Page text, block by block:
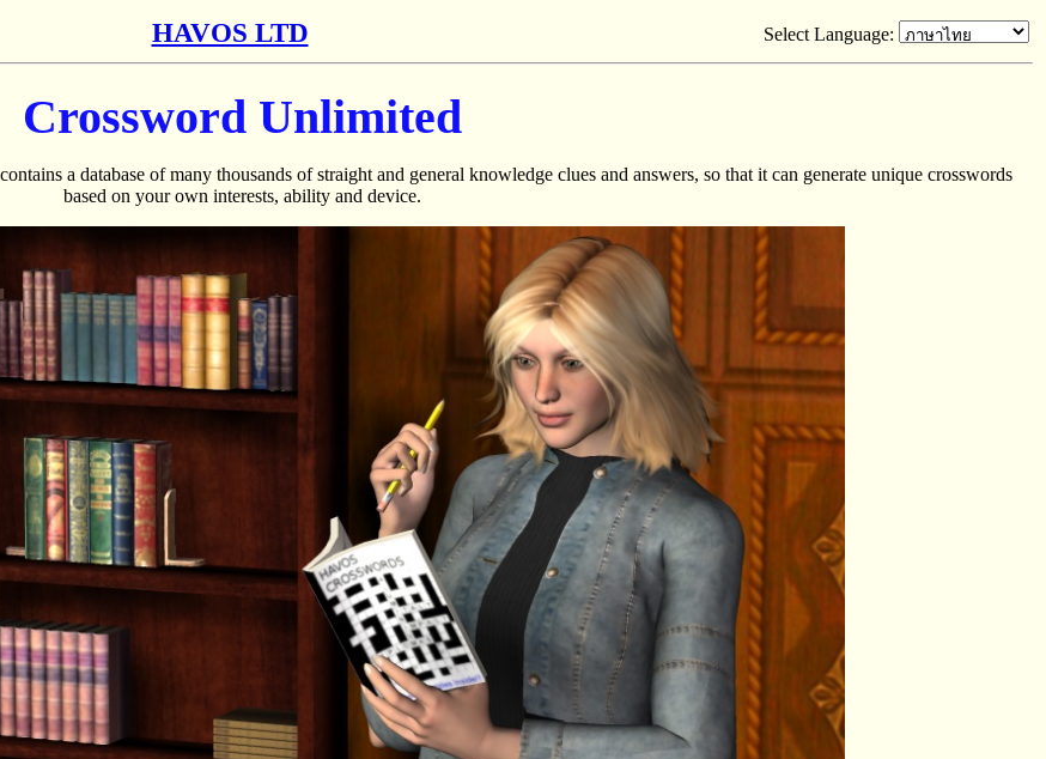
HAVOS LTD Select Language:
Crossword Unlimited
a database of many thousands of straight and general knowledge clues and answers, so that it can generate unique crosswords
based on your own interests, ability and device.